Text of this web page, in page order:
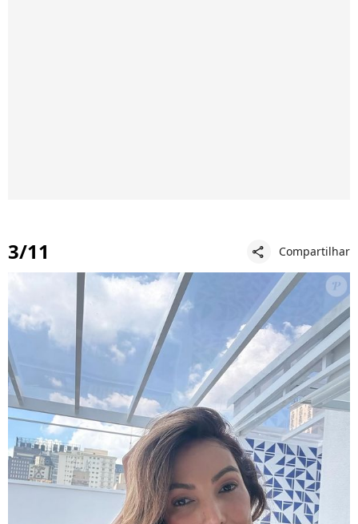
3/11 share Compartilhar